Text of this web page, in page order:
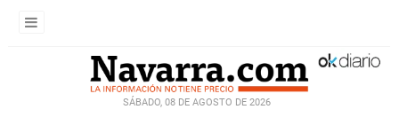
SÁBADO, 08 DE AGOSTO DE 2026